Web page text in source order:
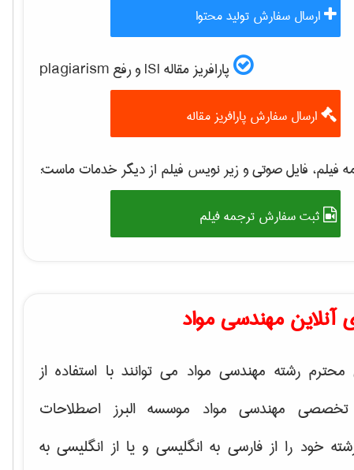
ارسال سفارش تولید محتوا
پارافریز مقاله ISI و رفع plagiarism
ارسال سفارش پارافریز مقاله
فیلم، فایل صوتی و زیر نویس فیلم از دیگر خدمات ماست:
ثبت سفارش ترجمه فیلم
آنلاین مهندسی مواد
محترم رشته مهندسی مواد می توانند با استفاده از
مهندسی مواد موسسه البرز اصطلاحات
خود را از فارسی به انگلیسی و یا از انگلیسی به